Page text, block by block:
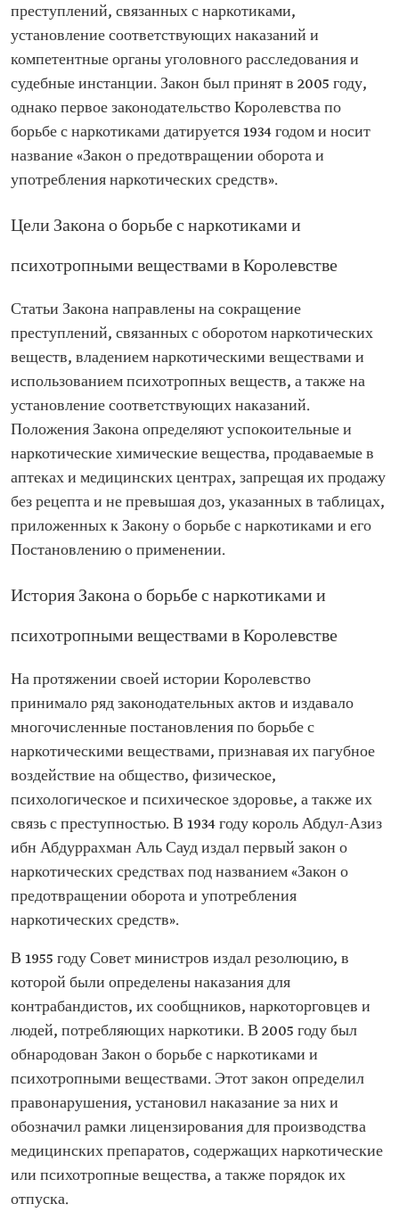
преступлений, связанных с наркотиками,
установление соответствующих наказаний и
компетентные органы уголовного расследования и
судебные инстанции. Закон был принят в 2005 году,
однако первое законодательство Королевства по
борьбе с наркотиками датируется 1934 годом и носит
название «Закон о предотвращении оборота и
употребления наркотических средств».
Цели Закона о борьбе с наркотиками и
психотропными веществами в Королевстве
Статьи Закона направлены на сокращение
преступлений, связанных с оборотом наркотических
веществ, владением наркотическими веществами и
использованием психотропных веществ, а также на
установление соответствующих наказаний.
Положения Закона определяют успокоительные и
наркотические химические вещества, продаваемые в
аптеках и медицинских центрах, запрещая их продажу
без рецепта и не превышая доз, указанных в таблицах,
приложенных к Закону о борьбе с наркотиками и его
Постановлению о применении.
История Закона о борьбе с наркотиками и
психотропными веществами в Королевстве
На протяжении своей истории Королевство
принимало ряд законодательных актов и издавало
многочисленные постановления по борьбе с
наркотическими веществами, признавая их пагубное
воздействие на общество, физическое,
психологическое и психическое здоровье, а также их
связь с преступностью. В 1934 году король Абдул-Азиз
ибн Абдуррахман Аль Сауд издал первый закон о
наркотических средствах под названием «Закон о
предотвращении оборота и употребления
наркотических средств».
В 1955 году Совет министров издал резолюцию, в
которой были определены наказания для
контрабандистов, их сообщников, наркоторговцев и
людей, потребляющих наркотики. В 2005 году был
обнародован Закон о борьбе с наркотиками и
психотропными веществами. Этот закон определил
правонарушения, установил наказание за них и
обозначил рамки лицензирования для производства
медицинских препаратов, содержащих наркотические
или психотропные вещества, а также порядок их
отпуска.